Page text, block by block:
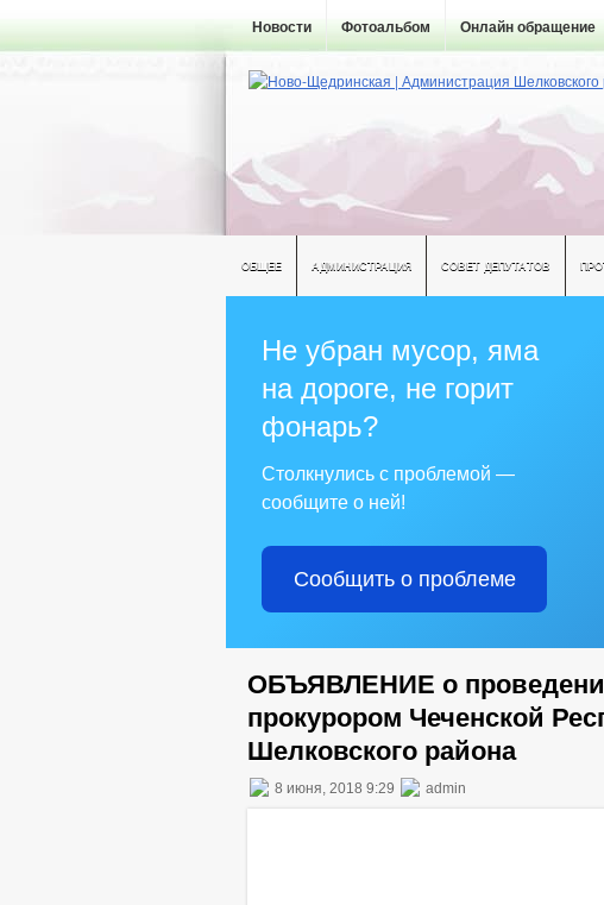
Новости Фотоальбом Онлайн обращение
ОБЩЕЕ АДМИНИСТРАЦИЯ СОВЕТ ДЕПУТАТОВ
Не убран мусор, яма
на дороге, не горит
фонарь?
Столкнулись с проблемой —
сообщите о ней!
Сообщить о проблеме
ОБЪЯВЛЕНИЕ о
прокурором Чеченской
Шелковского района
8 июня, 2018 9:29 admin